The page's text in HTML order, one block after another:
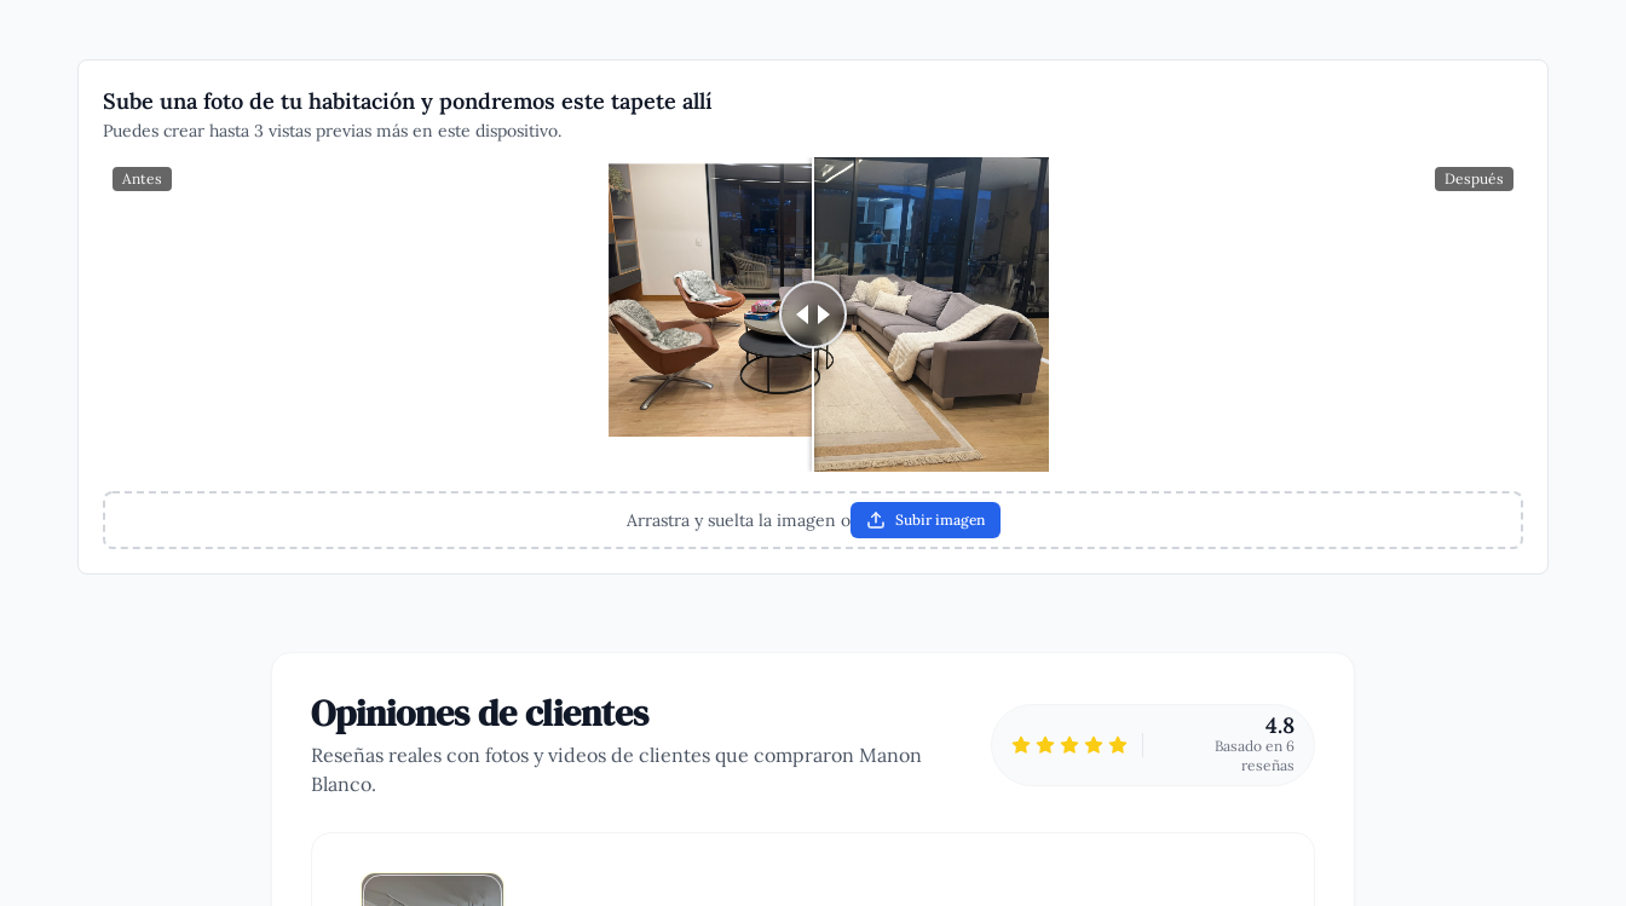
Sube una foto de tu habitación y pondremos este tapete allí
Puedes crear hasta 3 vistas previas más en este dispositivo.
Antes Después
Arrastra y suelta la imagen o Subir imagen
Opiniones de clientes
Reseñas reales con fotos y videos de clientes que compraron Manon
Blanco.
4.8
Basado en 6
reseñas